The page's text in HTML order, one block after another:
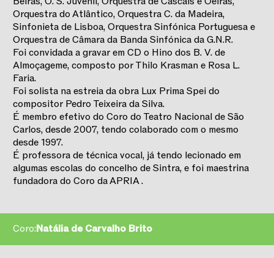
Coro:Natália de Carvalho Brito
Orquestra do Atlântico, Orquestra C. da Madeira,
Sinfonieta de Lisboa, Orquestra Sinfónica Portuguesa e
Orquestra de Câmara da Banda Sinfónica da G.N.R.
Foi convidada a gravar em CD o Hino dos B. V. de
Almoçageme, composto por Thilo Krasman e Rosa L.
Faria.
Foi solista na estreia da obra Lux Prima Spei do
compositor Pedro Teixeira da Silva.
É membro efetivo do Coro do Teatro Nacional de São
Carlos, desde 2007, tendo colaborado com o mesmo
desde 1997.
É professora de técnica vocal, já tendo lecionado em
algumas escolas do concelho de Sintra, e foi maestrina
fundadora do Coro da APRIA .